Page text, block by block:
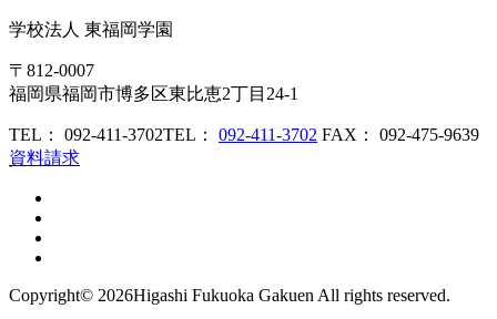
学校法人 東福岡学園
〒812-0007
福岡県福岡市博多区東比恵2丁目24-1
TEL： 092-411-3702TEL： 092-411-3702 FAX： 092-475-9639
資料請求
Copyright© 2026Higashi Fukuoka Gakuen All rights reserved.